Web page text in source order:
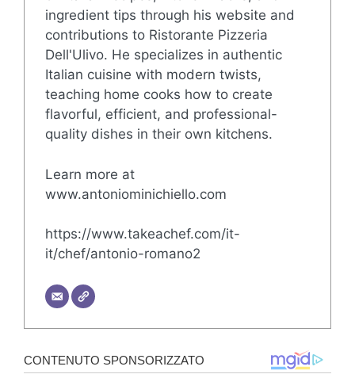
ingredient tips through his website and
contributions to Ristorante Pizzeria
Dell'Ulivo. He specializes in authentic
Italian cuisine with modern twists,
teaching home cooks how to create
flavorful, efficient, and professional-
quality dishes in their own kitchens.
Learn more at
www.antoniominichiello.com
https://www.takeachef.com/it-
it/chef/antonio-romano2